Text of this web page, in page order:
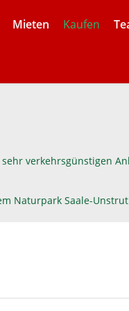
Mieten Kaufen
verkehrsgünstigen
Naturpark Saale-